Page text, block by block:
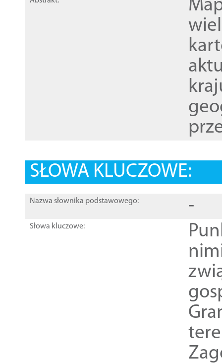
SŁOWA KLUCZOWE:
Nazwa słownika podstawowego: -
Słowa kluczowe: